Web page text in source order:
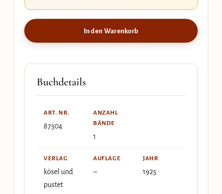
In den Warenkorb
Buchdetails
ART. NR.
87304
ANZAHL
BÄNDE
1
VERLAG
kösel und
pustet
AUFLAGE
–
JAHR
1925